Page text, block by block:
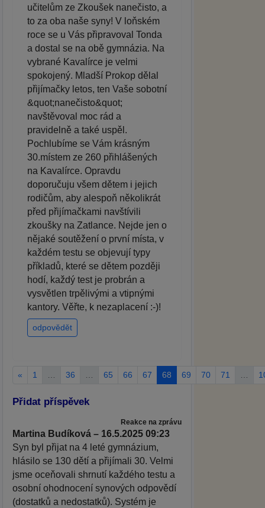
učitelům ze Zkoušek nanečisto, a
to za oba naše syny! V loňském
roce se u Vás připravoval Tonda
a dostal se na obě gymnázia. Na
vybrané Kavalírce je velmi
spokojený. Mladší Prokop dělal
přijímačky letos, ten Vaše sobotní
&quot;nanečisto&quot;
navštěvoval moc rád a
pravidelně a také uspěl.
Pochlubíme se Vám krásným
30.místem ze 260 přihlášených
na Kavalírce. Opravdu
doporučuju všem dětem i jejich
rodičům, aby alespoň několikrát
před přijímačkami navštívili
zkoušky na Zatlance. Nejde jen o
nějaké soutěžení o první místa, v
každém testu se objevují typy
příkladů, které se dětem později
hodí, každý test je probrán a
vysvětlen trpělivými a vtipnými
kantory. Věřte, k nezaplacení :-)!
odpovědět
« 1 36 65 66 67 68 69 70 71
Přidat příspěvek
Reakce na zprávu
Martina Budíková – 16.5.2025 09:23
Syn byl přijat na 4 leté gymnázium,
hlásilo se 130 dětí a přijímali 30. Velmi
jsme oceňovali shrnutí každého testu a
osobní ohodnocení synových odpovědí
(dostatků a nedostatků). Systém je